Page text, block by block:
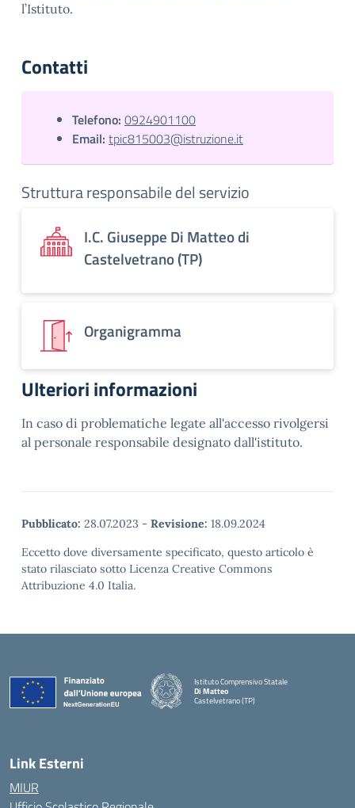
l’Istituto.
Contatti
Telefono: 0924901100
Email: tpic815003@istruzione.it
Struttura responsabile del servizio
I.C. Giuseppe Di Matteo di
Castelvetrano (TP)
Organigramma
Ulteriori informazioni
In caso di problematiche legate all'accesso rivolgersi
al personale responsabile designato dall'istituto.
Pubblicato: 28.07.2023 - Revisione: 18.09.2024
Eccetto dove diversamente specificato, questo articolo è
stato rilasciato sotto Licenza Creative Commons
Attribuzione 4.0 Italia.
Istituto Comprensivo Statale
Di Matteo
Castelvetrano (TP)
Link Esterni
MIUR